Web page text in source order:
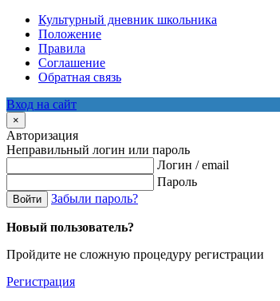
Культурный дневник школьника
Положение
Правила
Соглашение
Обратная связь
Вход на сайт
×
Авторизация
Неправильный логин или пароль
Логин / email
Пароль
Войти Забыли пароль?
Новый пользователь?
Пройдите не сложную процедуру регистрации
Регистрация